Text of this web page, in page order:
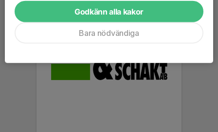
Godkänn alla kakor
Bara nödvändiga